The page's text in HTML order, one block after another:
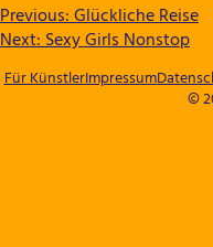
Previous:Glückliche Reise
Next:Sexy Girls Nonstop
©
Für KünstlerImpressum